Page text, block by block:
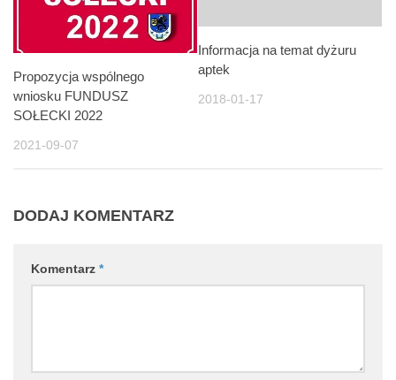
Propozycja wspólnego
wniosku FUNDUSZ
SOŁECKI 2022
2021-09-07
Informacja na temat dyżuru
aptek
2018-01-17
DODAJ KOMENTARZ
Komentarz *